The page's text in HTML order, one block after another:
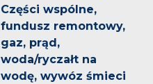
Części wspólne,
fundusz remontowy,
gaz, prąd,
woda/ryczałt na
wodę, wywóz śmieci